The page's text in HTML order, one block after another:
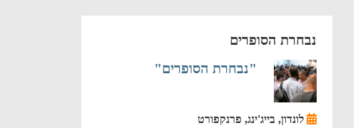
נבחרת הסופרים
"נבחרת הסופרים"
לונדון, בייג'ינג, פרנקפורט